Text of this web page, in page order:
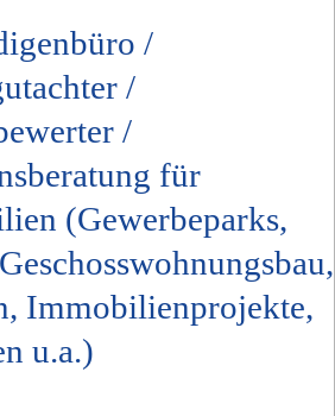
/
/
/
für
(Gewerbeparks,
Immobilienprojekte,
u.a.)